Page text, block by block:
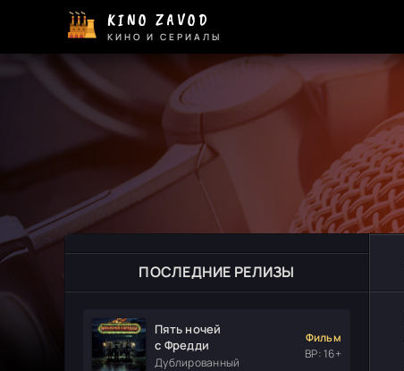
KINO ZAVOD
КИНО И СЕРИАЛЫ
ПОСЛЕДНИЕ РЕЛИЗЫ
Пять ночей
с Фредди
Дублированный
Фильм
ВР: 16+